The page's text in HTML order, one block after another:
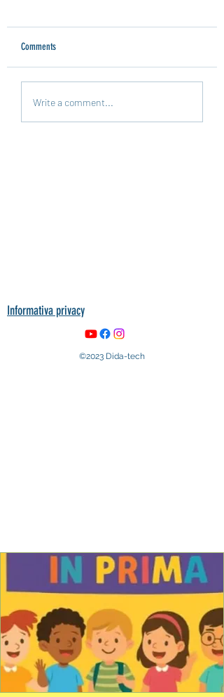
Pepper e la scuola nel parco: un
viaggio di idee che ci ha unito
con tante docenti in Italia.
🧠
Comments
Write a comment...
Informativa privacy
©2023 Dida-tech